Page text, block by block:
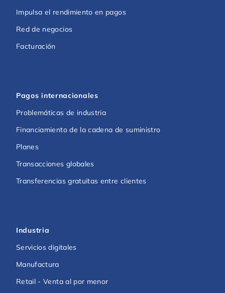
Impulsa el rendimiento en pagos
Red de negocios
Facturación
Pagos internacionales
Problemáticas de industria
Financiamiento de la cadena de suministro
Planes
Transacciones globales
Transferencias gratuitas entre clientes
Industria
Servicios digitales
Manufactura
Retail - Venta al por menor